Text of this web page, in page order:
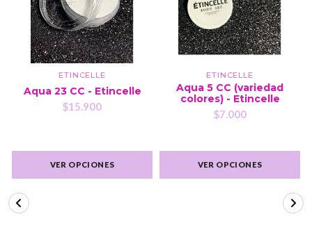
ETINCELLE
Aqua 23 CC - Etincelle
$15.900
VER OPCIONES
ETINCELLE
Aqua 5 CC (variedad
colores) - Etincelle
$7.000
VER OPCIONES